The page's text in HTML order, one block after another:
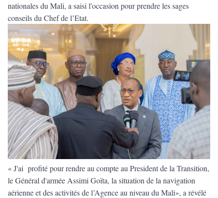
nationales du Mali, a saisi l'occasion pour prendre les sages
conseils du Chef de l’Etat.
« J'ai profité pour rendre au compte au President de la Transition,
le Général d'armée Assimi Goïta, la situation de la navigation
aérienne et des activités de l’Agence au niveau du Mali», a révélé